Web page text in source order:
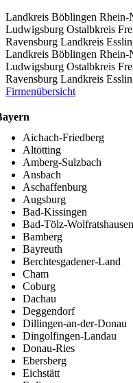
Landkreis Böblingen Rhein-
Ludwigsburg Ostalbkreis
Ravensburg Landkreis
Landkreis Böblingen Rhein-
Ludwigsburg Ostalbkreis
Ravensburg Landkreis
Firmenübersicht
Aichach-Friedberg
Altötting
Amberg-Sulzbach
Ansbach
Aschaffenburg
Augsburg
Bad-Kissingen
Bad-Tölz-Wolfratshausen
Bamberg
Bayreuth
Berchtesgadener-Land
Cham
Coburg
Dachau
Deggendorf
Dillingen-an-der-Donau
Dingolfingen-Landau
Donau-Ries
Ebersberg
Eichstätt